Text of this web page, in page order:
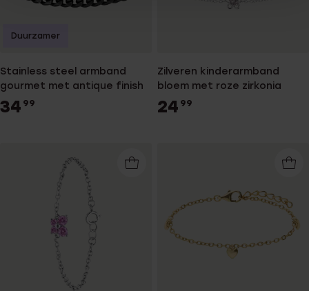
Stainless steel armband
gourmet met antique finish
34 99
Duurzamer
Zilveren kinderarmband
bloem met roze zirkonia
24 99